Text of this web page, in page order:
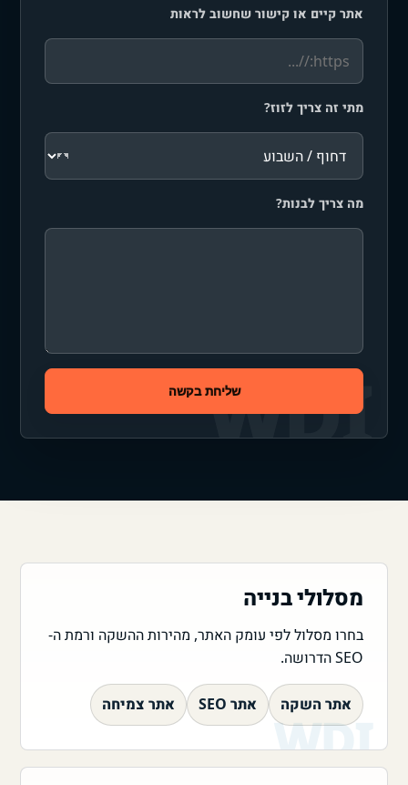
אתר קיים או קישור שחשוב לראות
מתי זה צריך לזוז?
מה צריך לבנות?
שליחת בקשה
מסלולי בנייה
בחרו מסלול לפי עומק האתר, מהירות ההשקה ורמת ה-
SEO הדרושה.
אתר השקה אתר SEO אתר צמיחה